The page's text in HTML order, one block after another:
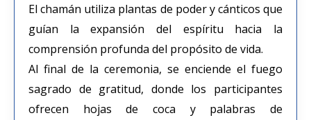
El chamán utiliza plantas de poder y cánticos que
guían la expansión del espíritu hacia la
comprensión profunda del propósito de vida.
Al final de la ceremonia, se enciende el fuego
sagrado de gratitud, donde los participantes
ofrecen hojas de coca y palabras de